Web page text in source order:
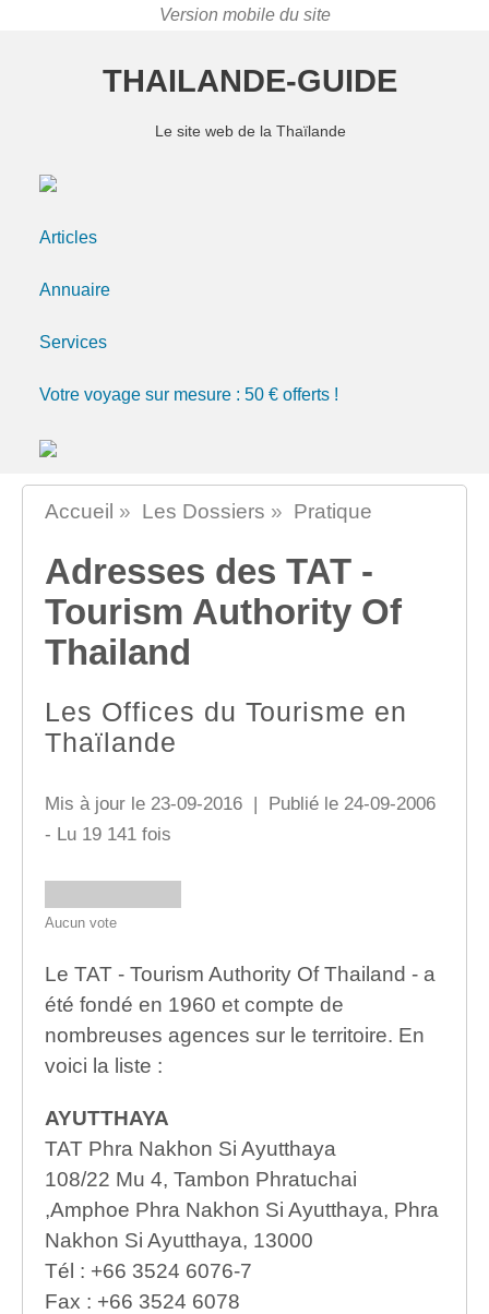
THAILANDE-GUIDE
Le site web de la Thaïlande
Articles
Annuaire
Services
Votre voyage sur mesure : 50 € offerts !
Accueil » Les Dossiers » Pratique
Adresses des TAT -
Tourism Authority Of
Thailand
Les Offices du Tourisme en
Thaïlande
Mis à jour le 23-09-2016 | Publié le 24-09-2006
- Lu 19 141 fois
Aucun vote
Le TAT - Tourism Authority Of Thailand - a
été fondé en 1960 et compte de
nombreuses agences sur le territoire. En
voici la liste :
AYUTTHAYA
TAT Phra Nakhon Si Ayutthaya
108/22 Mu 4, Tambon Phratuchai
,Amphoe Phra Nakhon Si Ayutthaya, Phra
Nakhon Si Ayutthaya, 13000
Tél : +66 3524 6076-7
Fax : +66 3524 6078